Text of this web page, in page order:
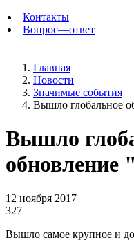
Контакты
Вопрос—ответ
Главная
Новости
Значимые события
Вышло глобальное
Вышло
обновление
12 ноября 2017
327
Вышло самое крупное и